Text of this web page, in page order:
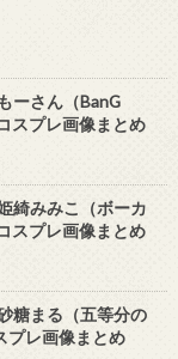
ーさん（BanG
スプレ画像まとめ
綺みみこ（ボーカ
スプレ画像まとめ
糖まる（五等分の
プレ画像まとめ